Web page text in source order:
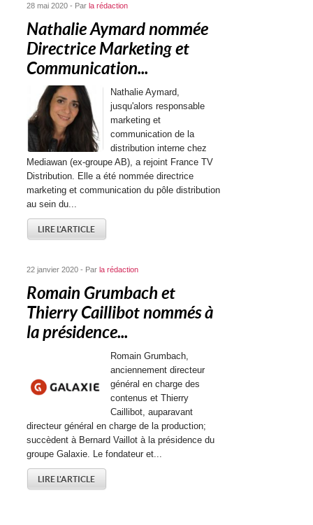
28 mai 2020 - Parla rédaction
Nathalie Aymard nommée
Directrice Marketing et
Communication...
Nathalie Aymard,
jusqu'alors responsable
marketing et
communication de la
distribution interne chez
Mediawan (ex-groupe AB), a rejoint France TV
Distribution. Elle a été nommée directrice
marketing et communication du pôle distribution
au sein du...
LIRE L'ARTICLE
22 janvier 2020 - Parla rédaction
Romain Grumbach et
Thierry Caillibot nommés à
la présidence...
Romain Grumbach,
anciennement directeur
général en charge des
contenus et Thierry
Caillibot, auparavant
directeur général en charge de la production;
succèdent à Bernard Vaillot à la présidence du
groupe Galaxie. Le fondateur et...
LIRE L'ARTICLE